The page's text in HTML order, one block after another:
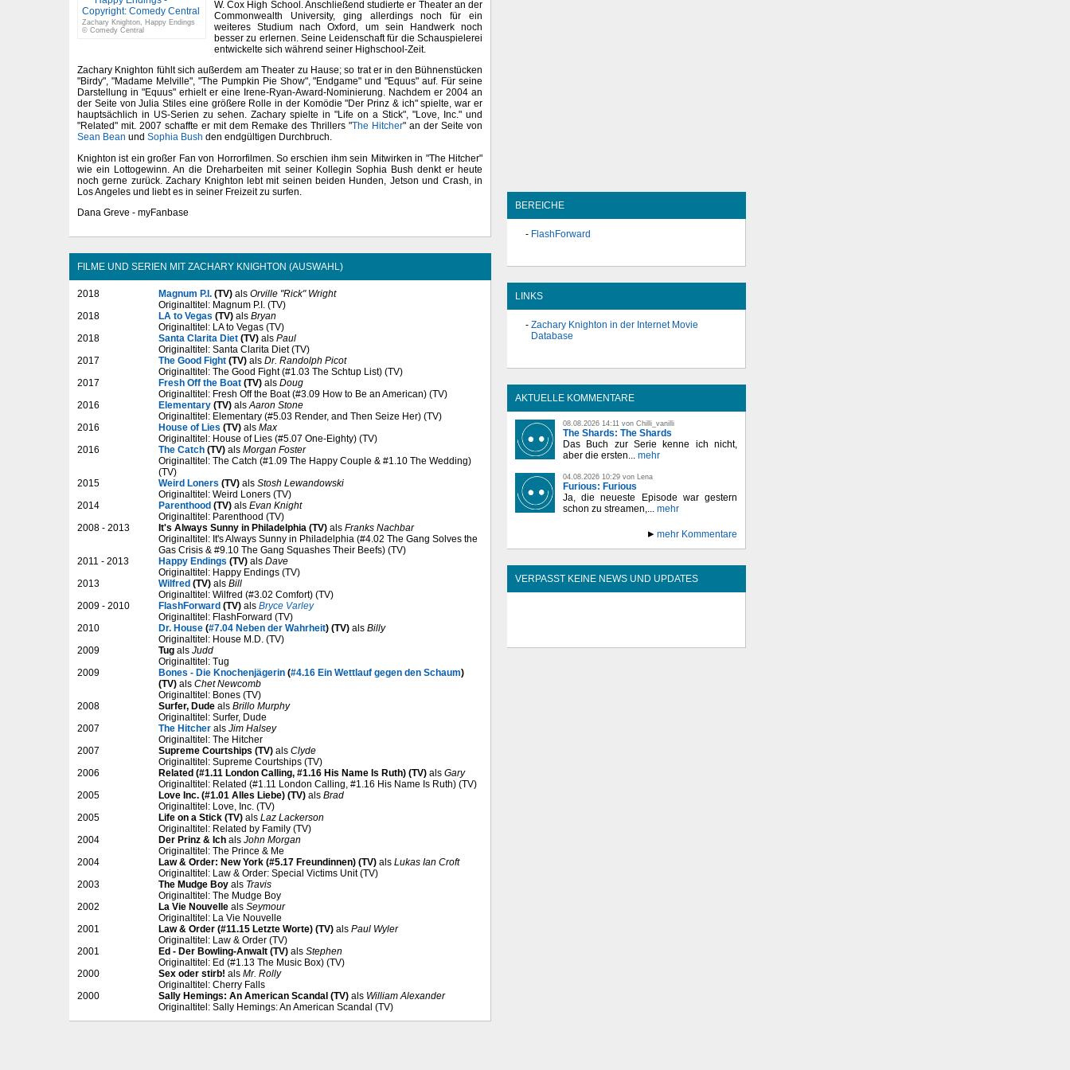
Zachary Knighton, Happy Endings
© Comedy Central
W. Cox High School. Anschließend studierte er Theater an der
Commonwealth University, ging allerdings noch für ein
weiteres Studium nach Oxford, um sein Handwerk noch
besser zu erlernen. Seine Leidenschaft für die Schauspielerei
entwickelte sich während seiner Highschool-Zeit.
Zachary Knighton fühlt sich außerdem am Theater zu Hause; so trat er in den Bühnenstücken
"Birdy", "Madame Melville", "The Pumpkin Pie Show", "Endgame" und "Equus" auf. Für seine
Darstellung in "Equus" erhielt er eine Irene-Ryan-Award-Nominierung. Nachdem er 2004 an
der Seite von Julia Stiles eine größere Rolle in der Komödie "Der Prinz & ich" spielte, war er
hauptsächlich in US-Serien zu sehen. Zachary spielte in "Life on a Stick", "Love, Inc." und
"Related" mit. 2007 schaffte er mit dem Remake des Thrillers "The Hitcher" an der Seite von
Sean Bean und Sophia Bush den endgültigen Durchbruch.
Knighton ist ein großer Fan von Horrorfilmen. So erschien ihm sein Mitwirken in "The Hitcher"
wie ein Lottogewinn. An die Dreharbeiten mit seiner Kollegin Sophia Bush denkt er heute
noch gerne zurück. Zachary Knighton lebt mit seinen beiden Hunden, Jetson und Crash, in
Los Angeles und liebt es in seiner Freizeit zu surfen.
Dana Greve - myFanbase
FILME UND SERIEN MIT ZACHARY KNIGHTON (AUSWAHL)
2018 Magnum P.I. (TV) als Orville "Rick" Wright
Originaltitel: Magnum P.I. (TV)
2018
LA to Vegas (TV) als Bryan
Originaltitel: LA to Vegas (TV)
2018
Santa Clarita Diet (TV) als Paul
Originaltitel: Santa Clarita Diet (TV)
2017
The Good Fight (TV) als Dr. Randolph Picot
Originaltitel: The Good Fight (#1.03 The Schtup List) (TV)
2017
Fresh Off the Boat (TV) als Doug
Originaltitel: Fresh Off the Boat (#3.09 How to Be an American) (TV)
2016
Elementary (TV) alsAaron Stone
Originaltitel: Elementary (#5.03 Render, and Then Seize Her) (TV)
2016
House of Lies (TV) als Max
Originaltitel: House of Lies (#5.07 One-Eighty) (TV)
2016
The Catch (TV) als Morgan Foster
Originaltitel: The Catch (#1.09 The Happy Couple & #1.10 The Wedding)
(TV)
2015
Weird Loners (TV) als Stosh Lewandowski
Originaltitel: Weird Loners (TV)
2014
Parenthood (TV) als Evan Knight
Originaltitel: Parenthood (TV)
2008 - 2013
It's Always Sunny in Philadelphia (TV) als Franks Nachbar
Originaltitel: It's Always Sunny in Philadelphia (#4.02 The Gang Solves the
Gas Crisis & #9.10 The Gang Squashes Their Beefs) (TV)
2011 - 2013
Happy Endings (TV) als Dave
Originaltitel: Happy Endings (TV)
2013
Wilfred (TV) als Bill
Originaltitel: Wilfred (#3.02 Comfort) (TV)
2009 - 2010
FlashForward (TV) als Bryce Varley
Originaltitel: FlashForward (TV)
2010
Dr. House (#7.04 Neben der Wahrheit) (TV) als Billy
Originaltitel: House M.D. (TV)
2009
Tug als Judd
Originaltitel: Tug
2009
Bones - Die Knochenjägerin (#4.16 Ein Wettlauf gegen den Schaum)
(TV) als Chet Newcomb
Originaltitel: Bones (TV)
2008
Surfer, Dude als Brillo Murphy
Originaltitel: Surfer, Dude
2007
The Hitcher als Jim Halsey
Originaltitel: The Hitcher
2007
Supreme Courtships (TV) als Clyde
Originaltitel: Supreme Courtships (TV)
2006
Related (#1.11 London Calling, #1.16 His Name Is Ruth) (TV) als Gary
Originaltitel: Related (#1.11 London Calling, #1.16 His Name Is Ruth) (TV)
2005
Love Inc. (#1.01 Alles Liebe) (TV) als Brad
Originaltitel: Love, Inc. (TV)
2005
Life on a Stick (TV) als Laz Lackerson
Originaltitel: Related by Family (TV)
2004
Der Prinz & Ich als John Morgan
Originaltitel: The Prince & Me
2004
Law & Order: New York (#5.17 Freundinnen) (TV) als Lukas Ian Croft
Originaltitel: Law & Order: Special Victims Unit (TV)
2003
The Mudge Boy als Travis
Originaltitel: The Mudge Boy
2002
La Vie Nouvelle als Seymour
Originaltitel: La Vie Nouvelle
2001
Law & Order (#11.15 Letzte Worte) (TV) als Paul Wyler
Originaltitel: Law & Order (TV)
2001
Ed - Der Bowling-Anwalt (TV) als Stephen
Originaltitel: Ed (#1.13 The Music Box) (TV)
2000
Sex oder stirb! als Mr. Rolly
Originaltitel: Cherry Falls
2000
Sally Hemings: An American Scandal (TV) als William Alexander
Originaltitel: Sally Hemings: An American Scandal (TV)
BEREICHE
FlashForward
LINKS
Zachary Knighton in der Internet Movie
Database
AKTUELLE KOMMENTARE
08.08.2026 14:11 von Chilli_vanilli
The Shards: The Shards
Das Buch zur Serie kenne ich nicht,
aber die ersten... mehr
04.08.2026 10:29 von Lena
Furious: Furious
Ja, die neueste Episode war gestern
schon zu streamen,... mehr
mehr Kommentare
VERPASST KEINE NEWS UND UPDATES